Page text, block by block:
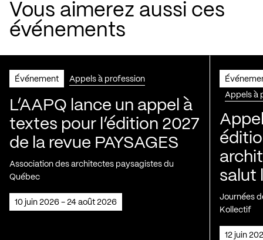
Vous aimerez aussi ces
événements
Événement Appels à profession
L’AAPQ lance un appel à
textes pour l’édition 2027
de la revue PAYSAGES
Association des architectes paysagistes du
Québec
10 juin 2026 - 24 août 2026
Appels à
salut
Journées
Kollectif
12 juin